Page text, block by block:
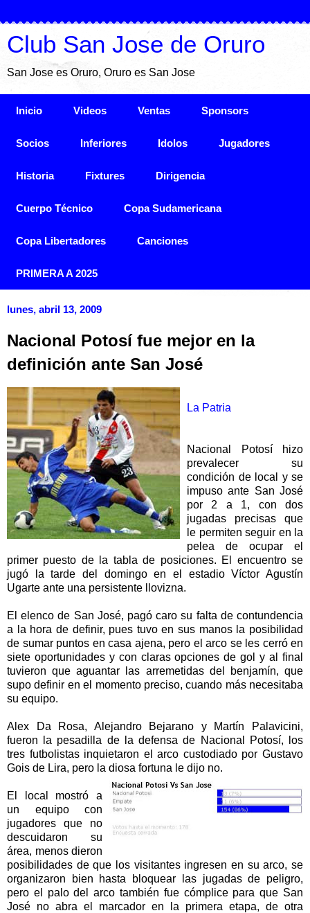
Club San Jose de Oruro
San Jose es Oruro, Oruro es San Jose
Inicio Videos Ventas Sponsors
Socios Inferiores Idolos Jugadores
Historia Fixtures Dirigencia
Cuerpo Técnico Copa Sudamericana
Copa Libertadores Canciones
PRIMERA A 2025
lunes, abril 13, 2009
Nacional Potosí fue mejor en la
definición ante San José
La Patria
Nacional Potosí hizo
prevalecer su
condición de local y se
impuso ante San José
por 2 a 1, con dos
jugadas precisas que
le permiten seguir en la
pelea de ocupar el
primer puesto de la tabla de posiciones. El encuentro se
jugó la tarde del domingo en el estadio Víctor Agustín
Ugarte ante una persistente llovizna.
El elenco de San José, pagó caro su falta de contundencia
a la hora de definir, pues tuvo en sus manos la posibilidad
de sumar puntos en casa ajena, pero el arco se les cerró en
siete oportunidades y con claras opciones de gol y al final
tuvieron que aguantar las arremetidas del benjamín, que
supo definir en el momento preciso, cuando más necesitaba
su equipo.
Alex Da Rosa, Alejandro Bejarano y Martín Palavicini,
fueron la pesadilla de la defensa de Nacional Potosí, los
tres futbolistas inquietaron el arco custodiado por Gustavo
Gois de Lira, pero la diosa fortuna le dijo no.
El local mostró a
un equipo con
jugadores que no
descuidaron su
área, menos dieron
posibilidades de que los visitantes ingresen en su arco, se
organizaron bien hasta bloquear las jugadas de peligro,
pero el palo del arco también fue cómplice para que San
José no abra el marcador en la primera etapa, de otra